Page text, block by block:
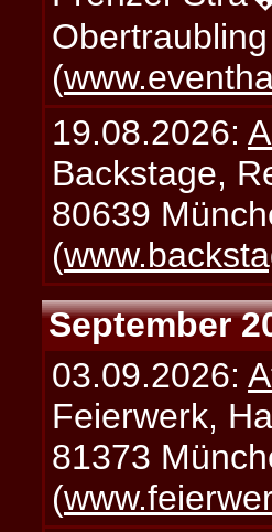
(
19.08.2026:
Backstage,
80639
(
September
03.09.2026:
Feierwerk,
81373
(